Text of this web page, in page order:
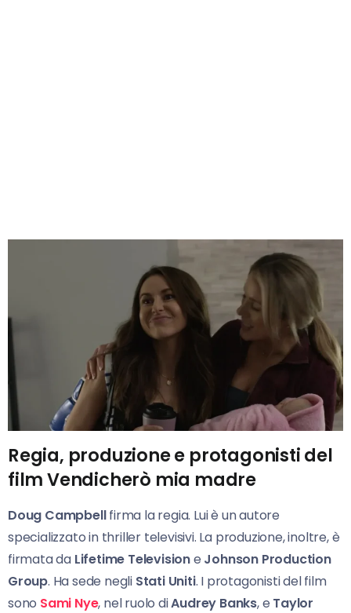
Regia, produzione e protagonisti del
film Vendicherò mia madre
Doug Campbellfirma la regia. Lui è un autore
specializzato in thriller televisivi. La produzione, inoltre, è
firmata da Lifetime Televisione Johnson Production
Group. Ha sede negli Stati Uniti. I protagonisti del film
sono Sami Nye, nel ruolo diAudrey Banks, e Taylor